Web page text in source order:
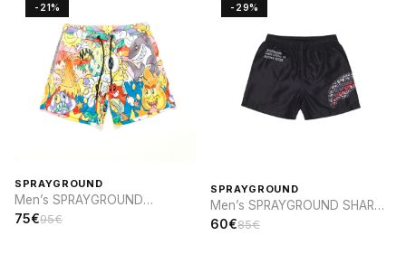
-21%
SPRAYGROUND
Men’s SPRAYGROUND
PERSONAJES DIBUJOS
75€95€
-29%
SPRAYGROUND
Men’s SPRAYGROUND SHARK
CENTRAL INFINITY SWIM
60€85€